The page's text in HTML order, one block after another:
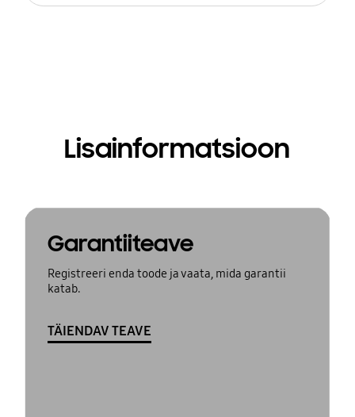
Lisainformatsioon
Garantiiteave
Registreeri enda toode ja vaata, mida garantii
katab.
TÄIENDAV TEAVE